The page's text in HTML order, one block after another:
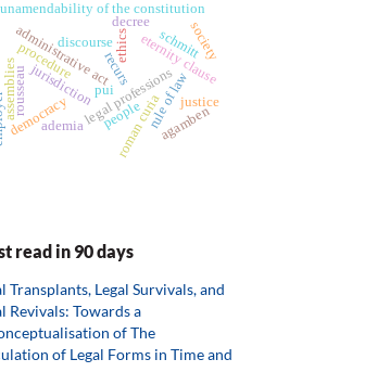
ethics
legal professions
discourse
jurisdictionrecurs
roman curia
decree
administrative act
procedure
democracy rule of law
eternity clause
unamendability of the constitution
assemblies
agamben
ademia people
rousseau
schmitt
pui
justice
society
read in 90 days
Transplants, Legal Survivals, and
Revivals: Towards a
of The
of Legal Forms in Time and